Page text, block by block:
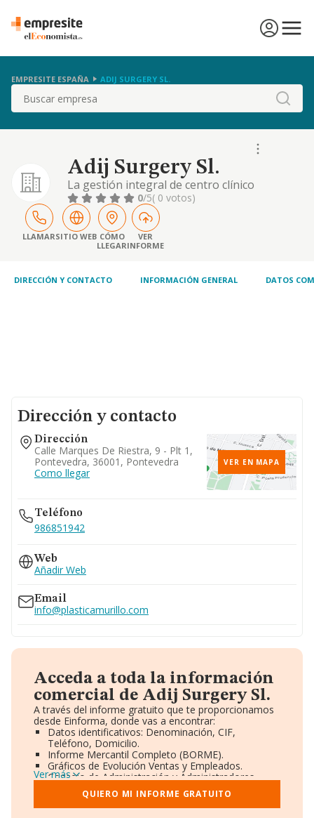
EMPRESITE ESPAÑA ADIJ SURGERY SL.
Buscar
Adij Surgery Sl.
La gestión integral de centro clínico
multidisciplinar para la prestación de
servicios de medicina general, toda clase de
especialidades médicas. consultoría médica y
desarrollo en centros sanitarios. (cnae 8610).
actividades médicas de consulta, cirugía
0/5( 0 votos)
LLAMARSITIO WEB CÓMO
LLEGAR
VER
INFORME
DIRECCIÓN Y CONTACTO INFORMACIÓN GENERAL DATOS
Dirección y contacto
Dirección
Calle Marques De Riestra, 9 - Plt 1,
Pontevedra, 36001, Pontevedra
Como llegar
VER EN MAPA
Teléfono
986851942
Web
Añadir Web
Email
info@plasticamurillo.com
Acceda a toda la información
comercial de Adij Surgery Sl.
A través del informe gratuito que te proporcionamos
desde Einforma, donde vas a encontrar:
Datos identificativos: Denominación, CIF,
Teléfono, Domicilio.
Informe Mercantil Completo (BORME).
Gráficos de Evolución Ventas y Empleados.
Consejo de Administración y Administradores.
Directivos y Ejecutivos.
Accionistas.
Participaciones y Vinculaciones en otras empresas.
Ver más
QUIERO MI INFORME GRATUITO